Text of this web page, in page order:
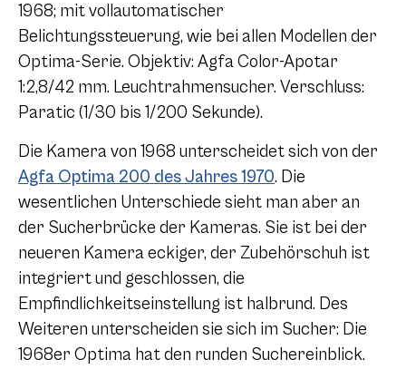
1968; mit vollautomatischer
Belichtungssteuerung, wie bei allen Modellen der
Optima-Serie. Objektiv: Agfa Color-Apotar
1:2,8/42 mm. Leuchtrahmensucher. Verschluss:
Paratic (1/30 bis 1/200 Sekunde).
Die Kamera von 1968 unterscheidet sich von der
Agfa Optima 200 des Jahres 1970. Die
wesentlichen Unterschiede sieht man aber an
der Sucherbrücke der Kameras. Sie ist bei der
neueren Kamera eckiger, der Zubehörschuh ist
integriert und geschlossen, die
Empfindlichkeitseinstellung ist halbrund. Des
Weiteren unterscheiden sie sich im Sucher: Die
1968er Optima hat den runden Suchereinblick.